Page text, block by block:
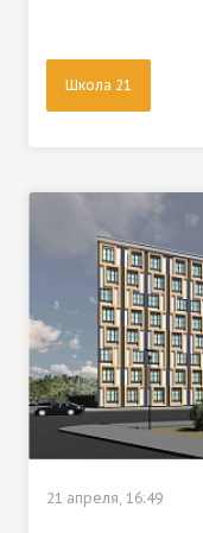
Школа 21
21 апреля, 16:49